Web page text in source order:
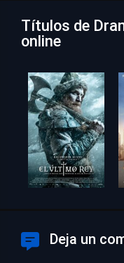
Títulos de
online
Deja un